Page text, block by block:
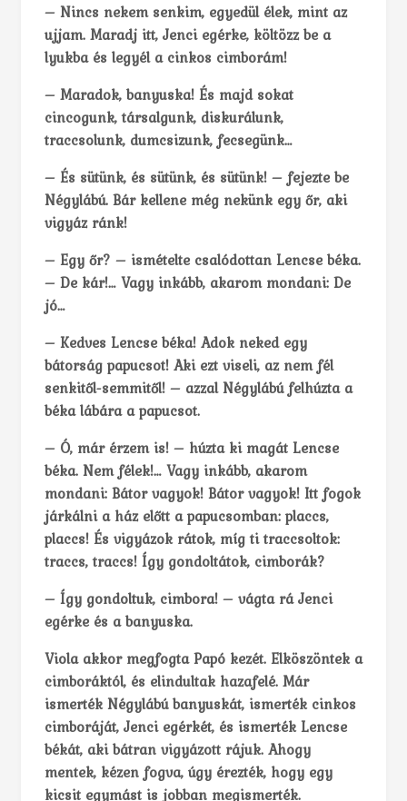
– Nincs nekem senkim, egyedül élek, mint az
ujjam. Maradj itt, Jenci egérke, költözz be a
lyukba és legyél a cinkos cimborám!
– Maradok, banyuska! És majd sokat
cincogunk, társalgunk, diskurálunk,
traccsolunk, dumcsizunk, fecsegünk…
– És sütünk, és sütünk, és sütünk! – fejezte be
Négylábú. Bár kellene még nekünk egy őr, aki
vigyáz ránk!
– Egy őr? – ismételte csalódottan Lencse béka.
– De kár!… Vagy inkább, akarom mondani: De
jó…
– Kedves Lencse béka! Adok neked egy
bátorság papucsot! Aki ezt viseli, az nem fél
senkitől-semmitől! – azzal Négylábú felhúzta a
béka lábára a papucsot.
– Ó, már érzem is! – húzta ki magát Lencse
béka. Nem félek!… Vagy inkább, akarom
mondani: Bátor vagyok! Bátor vagyok! Itt fogok
járkálni a ház előtt a papucsomban: placcs,
placcs! És vigyázok rátok, míg ti traccsoltok:
traccs, traccs! Így gondoltátok, cimborák?
– Így gondoltuk, cimbora! – vágta rá Jenci
egérke és a banyuska.
Viola akkor megfogta Papó kezét. Elköszöntek a
cimboráktól, és elindultak hazafelé. Már
ismerték Négylábú banyuskát, ismerték cinkos
cimboráját, Jenci egérkét, és ismerték Lencse
békát, aki bátran vigyázott rájuk. Ahogy
mentek, kézen fogva, úgy érezték, hogy egy
kicsit egymást is jobban megismerték.